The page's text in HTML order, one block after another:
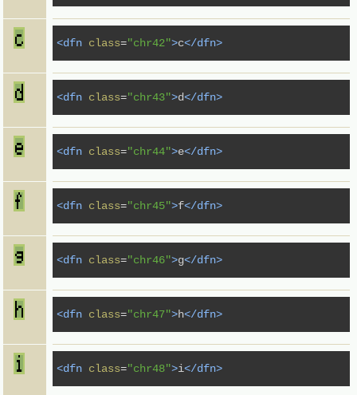
<dfn class="chr42">c</dfn>
<dfn class="chr43">d</dfn>
<dfn class="chr44">e</dfn>
<dfn class="chr45">f</dfn>
<dfn class="chr46">g</dfn>
<dfn class="chr47">h</dfn>
<dfn class="chr48">i</dfn>